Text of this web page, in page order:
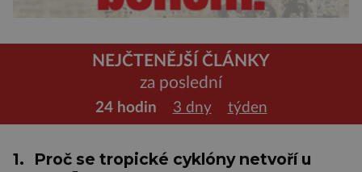
NEJČTENĚJŠÍ ČLÁNKY
za poslední
24 hodin 3 dny týden
1.
Proč se tropické cyklóny netvoří u